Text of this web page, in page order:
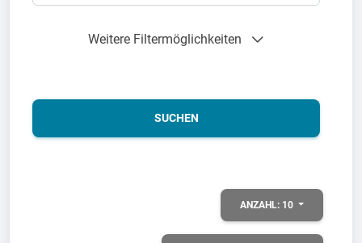
Weitere Filtermöglichkeiten
SUCHEN
ANZAHL: 10